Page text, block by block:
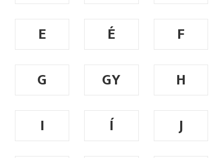
E
É
F
G
GY
H
I
Í
J